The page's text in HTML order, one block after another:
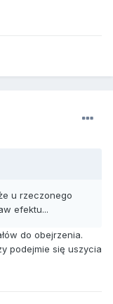
u rzeczonego
efektu...
do obejrzenia.
podejmie się uszycia